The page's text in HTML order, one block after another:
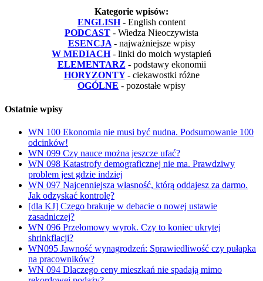
Kategorie wpisów:
ENGLISH - English content
PODCAST - Wiedza Nieoczywista
ESENCJA - najważniejsze wpisy
W MEDIACH - linki do moich wystąpień
ELEMENTARZ - podstawy ekonomii
HORYZONTY - ciekawostki różne
OGÓLNE - pozostałe wpisy
Ostatnie wpisy
WN 100 Ekonomia nie musi być nudna. Podsumowanie 100
odcinków!
WN 099 Czy nauce można jeszcze ufać?
WN 098 Katastrofy demograficznej nie ma. Prawdziwy
problem jest gdzie indziej
WN 097 Najcenniejsza własność, którą oddajesz za darmo.
Jak odzyskać kontrolę?
[dla KJ] Czego brakuje w debacie o nowej ustawie
zasadniczej?
WN 096 Przełomowy wyrok. Czy to koniec ukrytej
shrinkflacji?
WN095 Jawność wynagrodzeń: Sprawiedliwość czy pułapka
na pracowników?
WN 094 Dlaczego ceny mieszkań nie spadają mimo